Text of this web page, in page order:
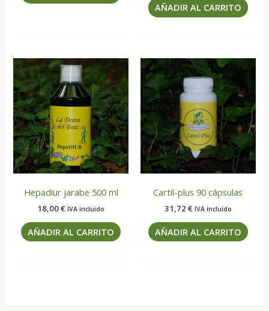
AÑADIR AL CARRITO
Hepadiur jarabe 500 ml
18,00€ IVA incluido
AÑADIR AL CARRITO
Cartil-plus 90 cápsulas
31,72 € IVA incluido
AÑADIR AL CARRITO